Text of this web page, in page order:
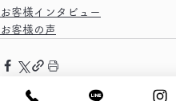
お客様インタビュー
お客様の声